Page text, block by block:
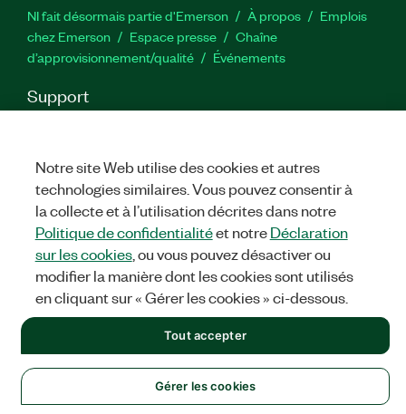
NI fait désormais partie d'Emerson À propos
Emplois
chez Emerson
Espace presse
Chaîne
d’approvisionnement/qualité
Événements
Support
service
Commentaires sur le site
TwitterYouTube
IMPRINT
©NATIONAL INSTRUMENTS CORP. TOUS DROITS RÉSERVÉS.
Notre site Web utilise des cookies et autres
technologies similaires. Vous pouvez consentir à
la collecte et à l’utilisation décrites dans notre
Politique de confidentialitéet notreDéclaration
sur les cookies, ou vous pouvez désactiver ou
modifier la manière dont les cookies sont utilisés
en cliquant sur « Gérer les cookies » ci-dessous.
Gérer les cookies
Tout accepter